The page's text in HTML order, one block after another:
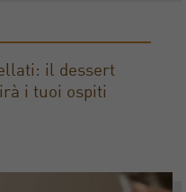
il dessert
i tuoi ospiti